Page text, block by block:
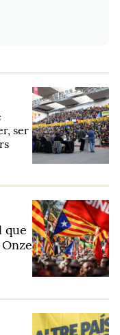
ser
que